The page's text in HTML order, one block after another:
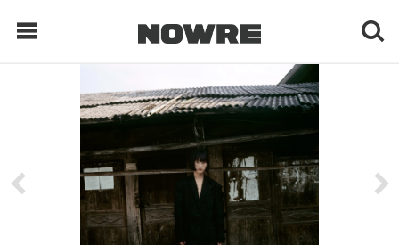
每日鲜榨
现客视点
每日栏目